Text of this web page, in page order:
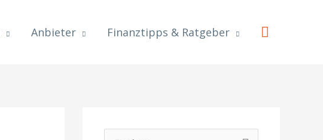
Anbieter Finanztipps & Ratgeber Suchen